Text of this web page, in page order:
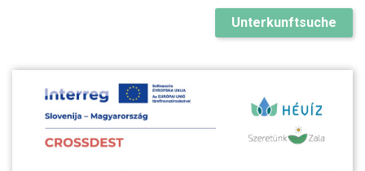
Unterkunftsuche